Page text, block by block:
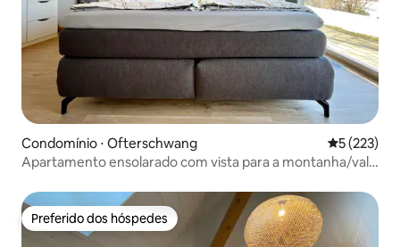
Condomínio ⋅ Ofterschwang 5 de uma
5 (223)
Apartamento ensolarado com vista para a montanha/vale
Preferido dos hóspedes
Preferido dos hóspedes